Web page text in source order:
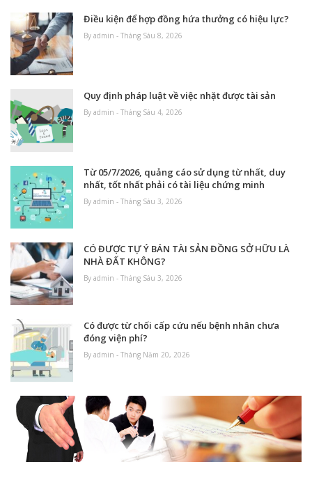
Điều kiện để hợp đồng hứa thưởng có hiệu lực?
By admin - Tháng Sáu 8, 2026
Quy định pháp luật về việc nhặt được tài sản
By admin - Tháng Sáu 4, 2026
Từ 05/7/2026, quảng cáo sử dụng từ nhất, duy
nhất, tốt nhất phải có tài liệu chứng minh
By admin - Tháng Sáu 3, 2026
CÓ ĐƯỢC TỰ Ý BÁN TÀI SẢN ĐỒNG SỞ HỮU LÀ
NHÀ ĐẤT KHÔNG?
By admin - Tháng Sáu 3, 2026
Có được từ chối cấp cứu nếu bệnh nhân chưa
đóng viện phí?
By admin - Tháng Năm 20, 2026